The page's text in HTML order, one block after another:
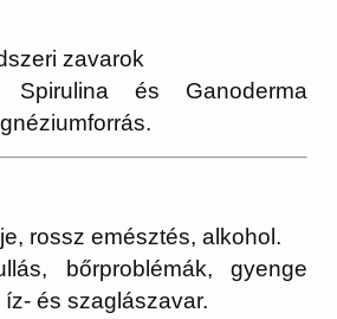
zavarok
Spirulina és Ganoderma
rossz emésztés, alkohol.
bőrproblémák, gyenge
és szaglászavar.